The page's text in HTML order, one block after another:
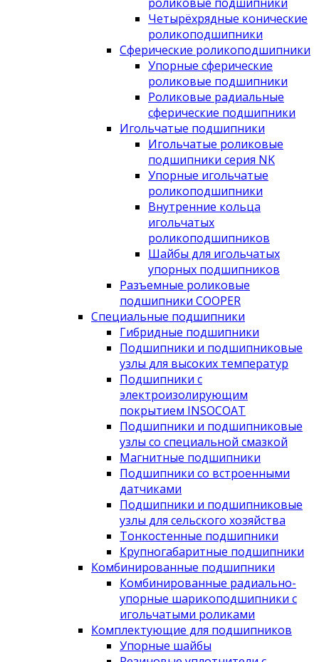
Четырёхрядные конические
роликоподшипники
Сферические роликоподшипники
Упорные сферические
роликовые подшипники
Роликовые радиальные
сферические подшипники
Игольчатые подшипники
Игольчатые роликовые
подшипники серия NK
Упорные игольчатые
роликоподшипники
Внутренние кольца
игольчатых
роликоподшипников
Шайбы для игольчатых
упорных подшипников
Разъемные роликовые
подшипники COOPER
Специальные подшипники
Гибридные подшипники
Подшипники и подшипниковые
узлы для высоких температур
Подшипники с
электроизолирующим
покрытием INSOCOAT
Подшипники и подшипниковые
узлы со специальной смазкой
Магнитные подшипники
Подшипники со встроенными
датчиками
Подшипники и подшипниковые
узлы для сельского хозяйства
Тонкостенные подшипники
Крупногабаритные подшипники
Комбинированные подшипники
Комбинированные радиально-
упорные шарикоподшипники с
игольчатыми роликами
Комплектующие для подшипников
Упорные шайбы